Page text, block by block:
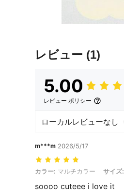
レビュー (1)
5.00
レビュー ポリシー
ローカルレビューなし
m***m 2026/5/17
カラー: マルチカラー, サイズ: B
カラー: マルチカラー サイズ:
soooo cuteee i love it